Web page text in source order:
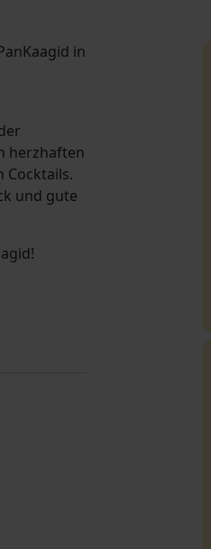
in
herzhaften
Cocktails.
und gute